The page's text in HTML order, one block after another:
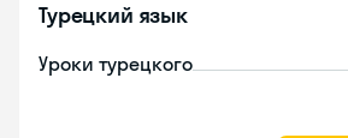
Турецкий язык
Уроки турецкого